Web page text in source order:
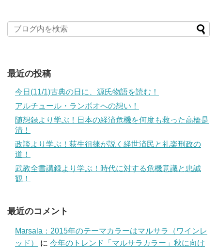
最近の投稿
今日(11/1)古典の日に、源氏物語を読む！
アルチュール・ランボオへの想い！
随想録より学ぶ！日本の経済危機を何度も救った高橋是
清！
政談より学ぶ！荻生徂徠が説く経世済民と礼楽刑政の
道！
武教全書講録より学ぶ！時代に対する危機意識と忠誠
観！
最近のコメント
Marsala：2015年のテーマカラーはマルサラ（ワインレ
ッド）
に 今年のトレンド「マルサラカラー」秋に向け